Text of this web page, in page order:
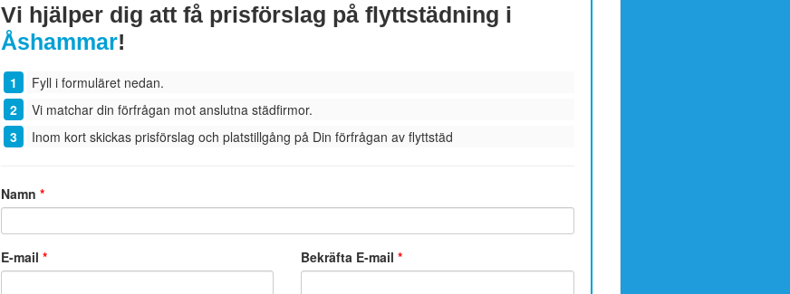
Vi hjälper dig att få prisförslag på flyttstädning i
Åshammar!
Fyll i formuläret nedan.
Vi matchar din förfrågan mot anslutna städfirmor.
Inom kort skickas prisförslag och platstillgång på Din förfrågan av flyttstäd
Namn *
E-mail * Bekräfta E-mail*